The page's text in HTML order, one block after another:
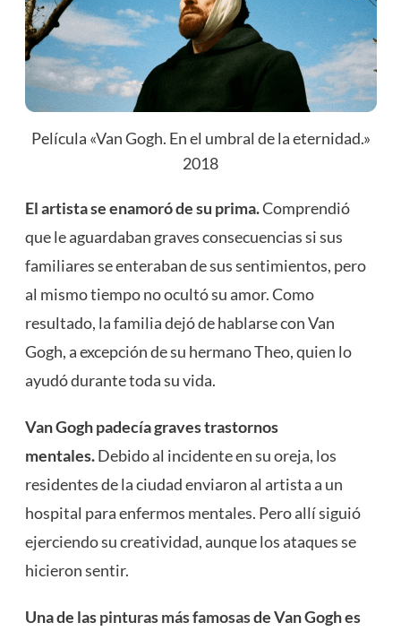
Película «Van Gogh. En el umbral de la eternidad.»
2018
El artista se enamoró de su prima.Comprendió
que le aguardaban graves consecuencias si sus
familiares se enteraban de sus sentimientos, pero
al mismo tiempo no ocultó su amor. Como
resultado, la familia dejó de hablarse con Van
Gogh, a excepción de su hermano Theo, quien lo
ayudó durante toda su vida.
Van Gogh padecía graves trastornos
mentales.Debido al incidente en su oreja, los
residentes de la ciudad enviaron al artista a un
hospital para enfermos mentales. Pero allí siguió
ejerciendo su creatividad, aunque los ataques se
hicieron sentir.
Una de laspinturas más famosasde Van Gogh es